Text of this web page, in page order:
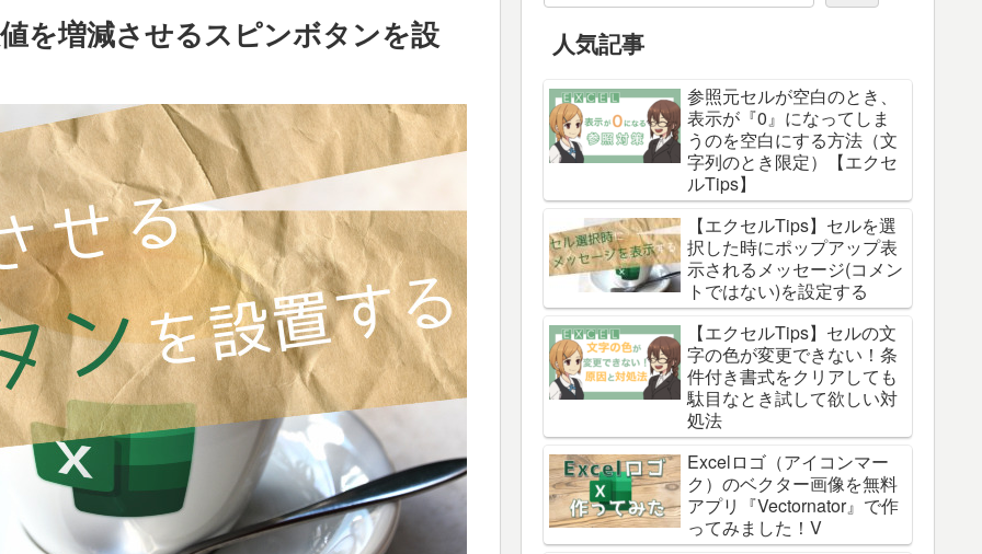
を増減させるスピンボタンを設 人気記事
参照元セルが空白のとき、
表示が『0』になってしま
うのを空白にする方法（文
字列のとき限定）【エクセ
ルTips】
【エクセルTips】セルを選
択した時にポップアップ表
示されるメッセージ(コメン
トではない)を設定する
【エクセルTips】セルの文
字の色が変更できない！条
件付き書式をクリアしても
駄目なとき試して欲しい対
処法
Excelロゴ（アイコンマー
ク）のベクター画像を無料
アプリ『Vectornator』で作
ってみました！V